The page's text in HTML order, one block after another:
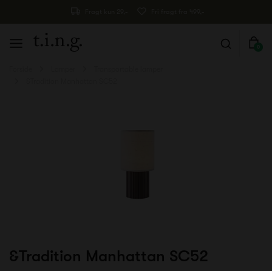
0
&Tradition Manhattan SC52